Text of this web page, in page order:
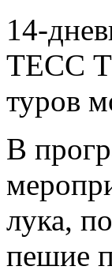
14-
ТЕСС
туров
В
лука,
пешие